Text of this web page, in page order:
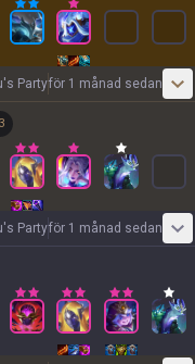
Partyför 1 månad sedan
3
Partyför 1 månad sedan